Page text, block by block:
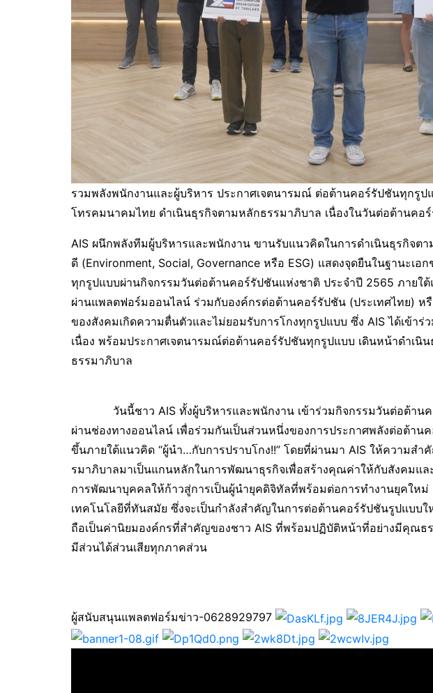
รวมพลังพนักงานและผู้บริหาร ประกาศเจตนารมณ์ ต่อต้านคอร์รัปชันทุกรูป
โทรคมนาคมไทย ดำเนินธุรกิจตามหลักธรรมาภิบาล เนื่องในวันต่อต้านคอ
AIS ผนึกพลังทีมผู้บริหารและพนักงาน ขานรับแนวคิดในการดำเนินธุรกิจต
ดี (Environment, Social, Governance หรือ ESG) แสดงจุดยืนในฐานะเ
ทุกรูปแบบผ่านกิจกรรมวันต่อต้านคอร์รัปชันแห่งชาติ ประจำปี 2565 ภายใต้
ผ่านแพลตฟอร์มออนไลน์ ร่วมกับองค์กรต่อต้านคอร์รัปชัน (ประเทศไทย) ห
ของสังคมเกิดความตื่นตัวและไม่ยอมรับการโกงทุกรูปแบบ ซึ่ง AIS ได้เข้าร่
เนื่อง พร้อมประกาศเจตนารมณ์ต่อต้านคอร์รัปชันทุกรูปแบบ เดินหน้าดำเนิ
ธรรมาภิบาล
วันนี้ชาว AIS ทั้งผู้บริหารและพนักงาน เข้าร่วมกิจกรรมวันต่อต้านค
ผ่านช่องทางออนไลน์ เพื่อร่วมกันเป็นส่วนหนึ่งของการประกาศพลังต่อต้า
ขึ้นภายใต้แนวคิด “ผู้นำ…กับการปราบโกง!!” โดยที่ผ่านมา AIS ให้ความส
รมาภิบาลมาเป็นแกนหลักในการพัฒนาธุรกิจเพื่อสร้างคุณค่าให้กับสังคมแล
การพัฒนาบุคคลให้ก้าวสู่การเป็นผู้นำยุคดิจิทัลที่พร้อมต่อการทำงานยุคใหม่
เทคโนโลยีที่ทันสมัย ซึ่งจะเป็นกำลังสำคัญในการต่อต้านคอร์รัปชันรูปแบบ
ถือเป็นค่านิยมองค์กรที่สำคัญของชาว AIS ที่พร้อมปฏิบัติหน้าที่อย่างมีคุณธ
มีส่วนได้ส่วนเสียทุกภาคส่วน
ผู้สนับสนุนแพลตฟอร์มข่าว-0628929797